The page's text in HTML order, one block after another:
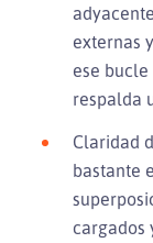
externas
ese
respalda
Claridad
bastante
cargados